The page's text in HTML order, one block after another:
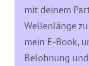
mit deinem
Wellenlänge
mein E-Book,
Belohnung